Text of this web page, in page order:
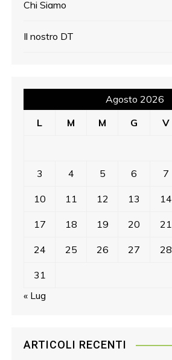
Chi Siamo
Il nostro DT
Agosto 2026
L
M M G V
3 4 5 6 7
10 11 12 13 14
17 18 19 20 21
24 25 26 27 28
31
« Lug
ARTICOLI RECENTI